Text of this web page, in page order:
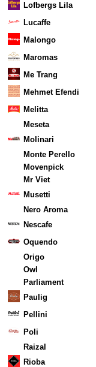
Lofbergs Lila
Lucaffe
Malongo
Maromas
Me Trang
Mehmet Efendi
Melitta
Meseta
Molinari
Monte Perello
Movenpick
Mr Viet
Musetti
Nero Aroma
Nescafe
Oquendo
Origo
Owl
Parliament
Paulig
Pellini
Poli
Raizal
Rioba